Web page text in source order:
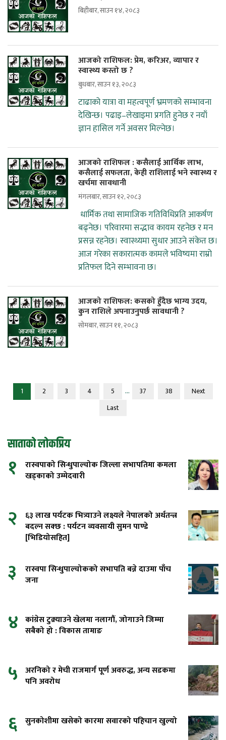
बिहीबार, साउन १४, २०८३
आजको राशिफल: प्रेम, करिअर, व्यापार र
स्वास्थ्य कस्तो छ ?
बुधबार, साउन १३, २०८३
टाढाको यात्रा वा महत्वपूर्ण भ्रमणको सम्भावना
देखिन्छ। पढाइ–लेखाइमा प्रगति हुनेछ र नयाँ
ज्ञान हासिल गर्ने अवसर मिल्नेछ।
आजको राशिफल : कसैलाई आर्थिक लाभ,
कसैलाई सफलता, केही राशिलाई भने स्वास्थ्य र
खर्चमा सावधानी
मंगलबार, साउन १२, २०८३
धार्मिक तथा सामाजिक गतिविधिप्रति आकर्षण
बढ्नेछ। परिवारमा सद्भाव कायम रहनेछ र मन
प्रसन्न रहनेछ। स्वास्थ्यमा सुधार आउने संकेत छ।
आज गरेका सकारात्मक कामले भविष्यमा राम्रो
प्रतिफल दिने सम्भावना छ।
आजको राशिफल: कसको हुँदैछ भाग्य उदय,
कुन राशिले अपनाउनुपर्छ सावधानी ?
सोमबार, साउन ११, २०८३
1 2 3 4 5 ... 37 38
Next
Last
साताको लोकप्रिय
१
रास्वपाको सिन्धुपाल्चोक जिल्ला सभापतिमा कमला
खड्काको उम्मेदवारी
२
६३ लाख पर्यटक भित्र्याउने लक्ष्यले नेपालको अर्थतन्त्र
बदल्न सक्छ : पर्यटन व्यवसायी सुमन पाण्डे
[भिडियोसहित]
३
रास्वपा सिन्धुपाल्चोकको सभापति बन्ने दाउमा पाँच
जना
४ कांग्रेस टुक्र्याउने खेलमा नलागौं, जोगाउने जिम्मा
सबैको हो : विकास तामाङ
५ अरनिको र मेची राजमार्ग पूर्ण अवरुद्ध, अन्य सडकमा
पनि अवरोध
६ सुनकोशीमा खसेको कारमा सवारको पहिचान खुल्यो